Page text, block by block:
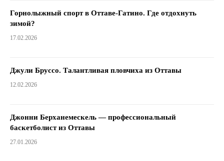
Горнолыжный спорт в Оттаве-Гатино. Где отдохнуть
зимой?
17.02.2026
Джули Бруссо. Талантливая пловчиха из Оттавы
12.02.2026
Джонни Берханемескель — профессиональный
баскетболист из Оттавы
27.01.2026